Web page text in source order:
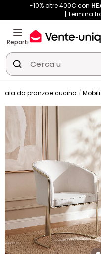
-10% oltre 400€ con
Termina
Reparti
Sala da pranzo e cucina